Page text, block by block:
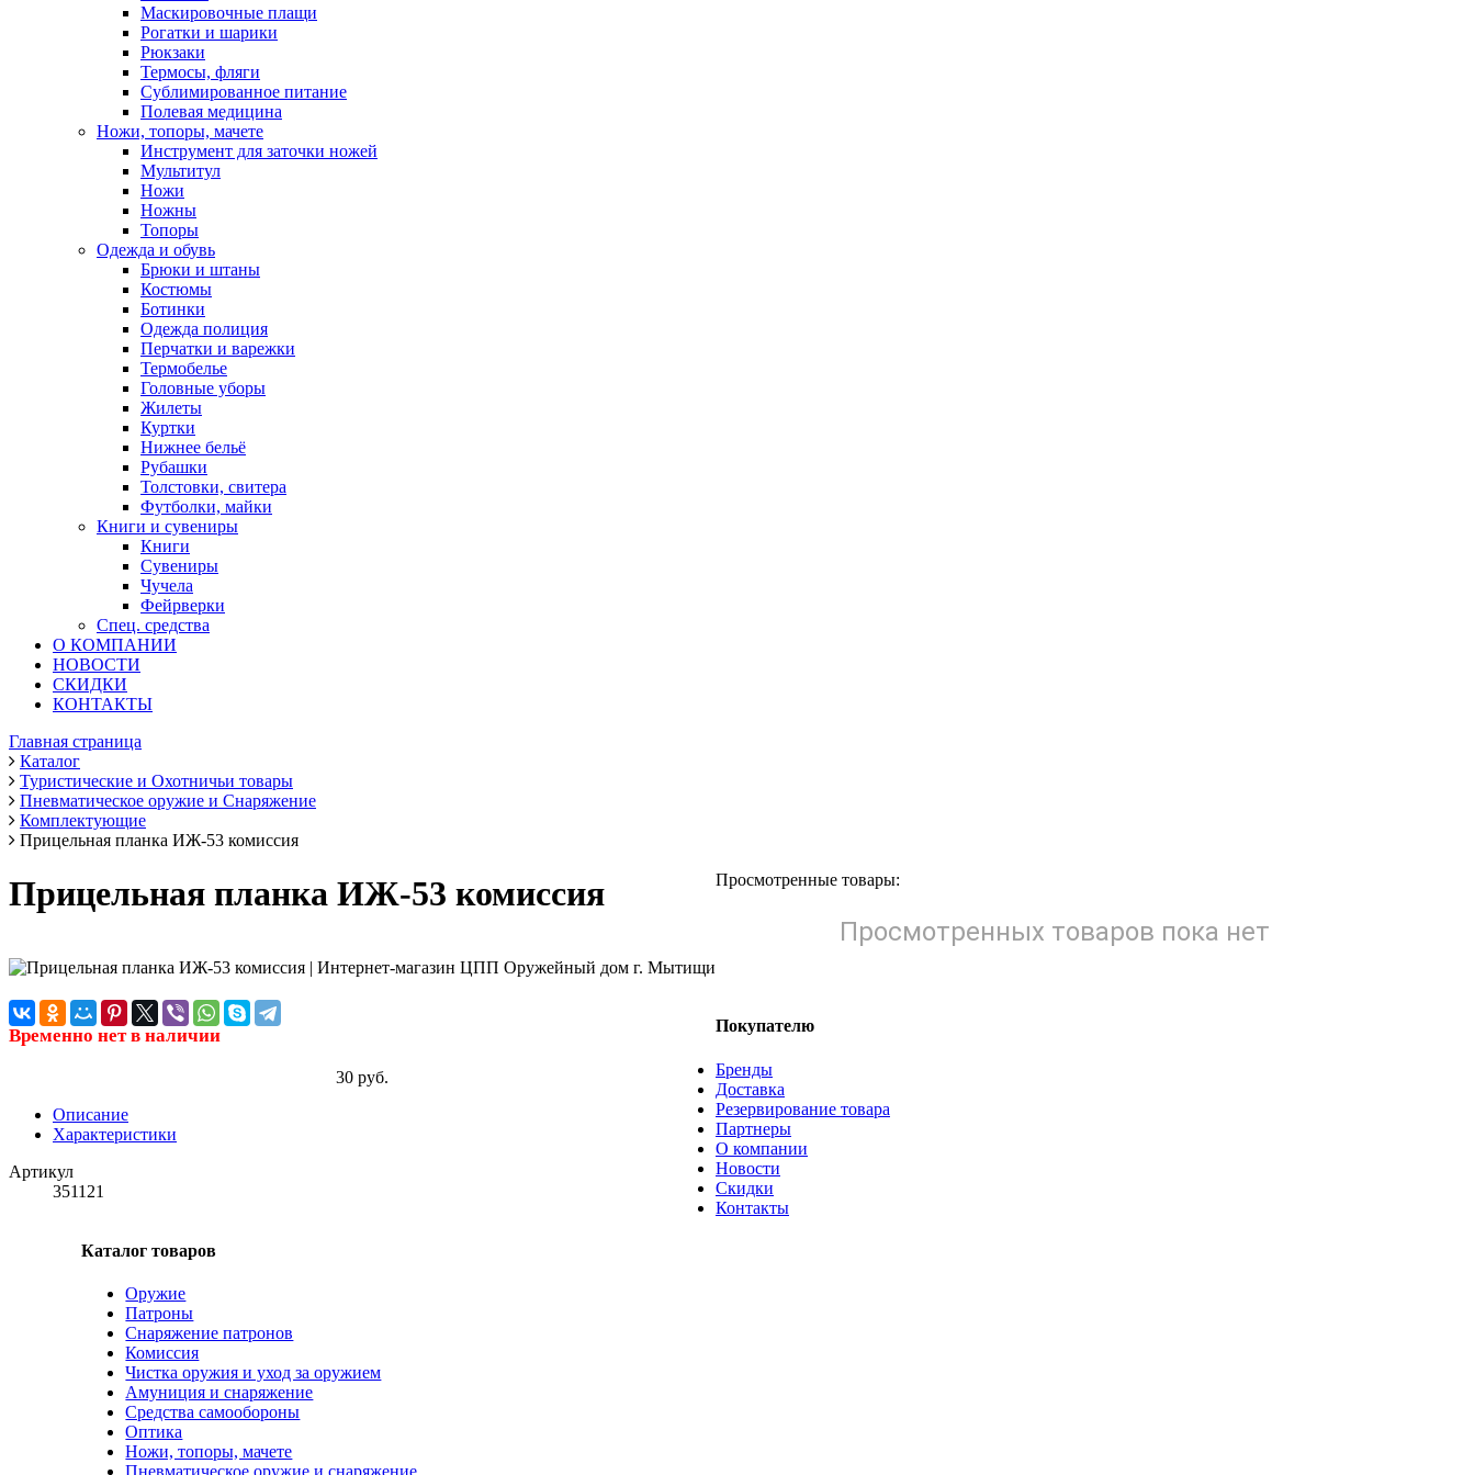
Маскировочные плащи
Рогатки и шарики
Рюкзаки
Термосы, фляги
Сублимированное питание
Полевая медицина
Ножи, топоры, мачете
Инструмент для заточки ножей
Мультитул
Ножи
Ножны
Топоры
Одежда и обувь
Брюки и штаны
Костюмы
Ботинки
Одежда полиция
Перчатки и варежки
Термобелье
Головные уборы
Жилеты
Куртки
Нижнее бельё
Рубашки
Толстовки, свитера
Футболки, майки
Книги и сувениры
Книги
Сувениры
Чучела
Фейрверки
Спец. средства
О КОМПАНИИ
НОВОСТИ
СКИДКИ
КОНТАКТЫ
Главная страница
Каталог
Туристические и Охотничьи товары
Пневматическое оружие и Снаряжение
Комплектующие
Прицельная планка ИЖ-53 комиссия
Прицельная планка ИЖ-53 комиссия
Временно нет в наличии
30 руб.
Описание
Характеристики
Артикул
351121
Просмотренные товары:
Просмотренных товаров пока нет
Покупателю
Бренды
Доставка
Резервирование товара
Партнеры
О компании
Новости
Скидки
Контакты
Каталог товаров
Оружие
Патроны
Снаряжение патронов
Комиссия
Чистка оружия и уход за оружием
Амуниция и снаряжение
Средства самообороны
Оптика
Ножи, топоры, мачете
Пневматическое оружие и снаряжение